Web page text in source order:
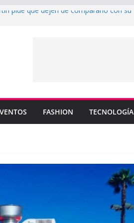
pide que dejen de compararlo con su
de la NBA
nuevo sencillo “MI BB” junto a Omar
canciones clave de su catálogo en
FASHION TECNOLOGÍA